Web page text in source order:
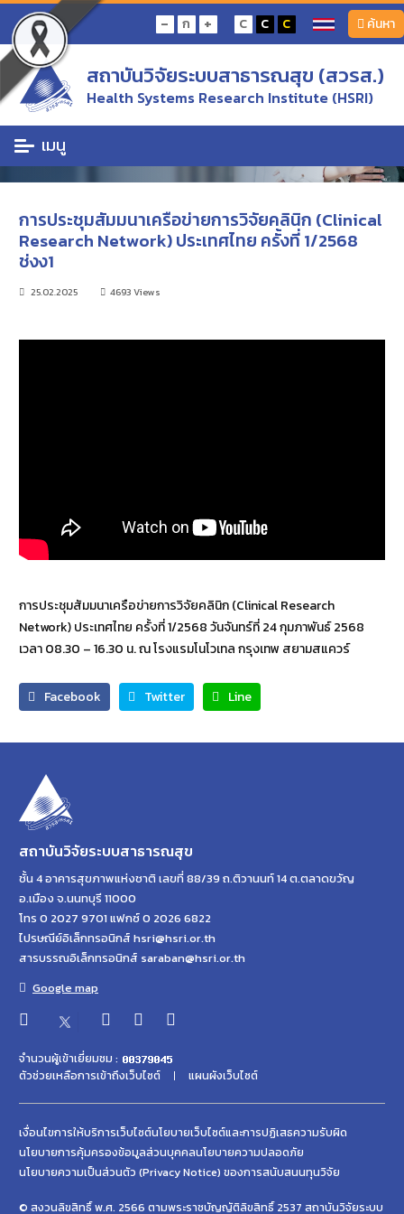
- ก + C C C ค้นหา
สถาบันวิจัยระบบสาธารณสุข (สวรส.)
Health Systems Research Institute (HSRI)
เมนู
หน้าแรก
บันทึก Live!!
การประชุมสัมมนาเครือข่ายการวิจัยคลินิก (Clinical Research Network) ประเทศไทย
ครั้งที่ 1/2568 ช่งง1
บันทึก Live!!
บันทึก Live!!
การประชุมสัมมนาเครือข่ายการวิจัยคลินิก (Clinical
Research Network) ประเทศไทย ครั้งที่ 1/2568
ช่งง1
25.02.2025 4693 Views
การประชุมสัมมนาเครือข่ายการวิจัยคลินิก (Clinical Research
Network) ประเทศไทย ครั้งที่ 1/2568 วันจันทร์ที่ 24 กุมภาพันธ์ 2568
เวลา 08.30 – 16.30 น. ณ โรงแรมโนโวเทล กรุงเทพ สยามสแควร์
Facebook Twitter Line
สถาบันวิจัยระบบสาธารณสุข
ชั้น 4 อาคารสุขภาพแห่งชาติ เลขที่ 88/39 ถ.ติวานนท์ 14 ต.ตลาดขวัญ
อ.เมือง จ.นนทบุรี 11000
โทร 0 2027 9701 แฟกซ์ 0 2026 6822
ไปรษณีย์อิเล็กทรอนิกส์ hsri@hsri.or.th
สารบรรณอิเล็กทรอนิกส์ saraban@hsri.or.th
Google map
จำนวนผู้เข้าเยี่ยมชม :
ตัวช่วยเหลือการเข้าถึงเว็บไซต์
แผนผังเว็บไซต์
เงื่อนไขการให้บริการเว็บไซต์นโยบายเว็บไซต์และการปฏิเสธความรับผิด
นโยบายการคุ้มครองข้อมูลส่วนบุคคลนโยบายความปลอดภัย
นโยบายความเป็นส่วนตัว (Privacy Notice) ของการสนับสนนทุนวิจัย
© สงวนลิขสิทธิ์ พ.ศ. 2566 ตามพระราชบัญญัติลิขสิทธิ์ 2537 สถาบันวิจัยระบบ